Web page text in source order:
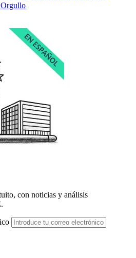
Orgullo
con noticias y análisis